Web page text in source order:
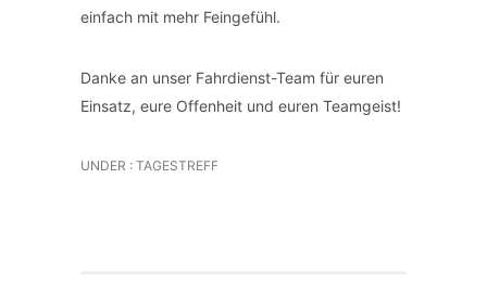
einfach mit mehr Feingefühl.
Danke an unser Fahrdienst-Team für euren
Einsatz, eure Offenheit und euren Teamgeist!
UNDER : TAGESTREFF